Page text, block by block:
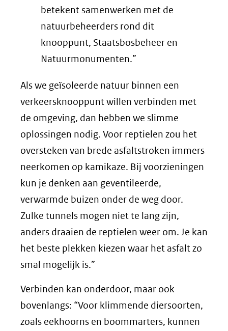
betekent samenwerken met de
natuurbeheerders rond dit
knooppunt, Staatsbosbeheer en
Natuurmonu­menten.”
Als we geïsoleerde natuur binnen een
verkeersknooppunt willen verbinden met
de omgeving, dan hebben we slimme
oplossingen nodig. Voor reptielen zou het
oversteken van brede asfaltstroken immers
neerkomen op kamikaze. Bij voorzieningen
kun je denken aan geventileerde,
verwarmde buizen onder de weg door.
Zulke tunnels mogen niet te lang zijn,
anders draaien de reptielen weer om. Je kan
het beste plekken kiezen waar het asfalt zo
smal mogelijk is.”
Verbinden kan onderdoor, maar ook
bovenlangs: “Voor klimmende diersoorten,
zoals eekhoorns en boommarters, kunnen